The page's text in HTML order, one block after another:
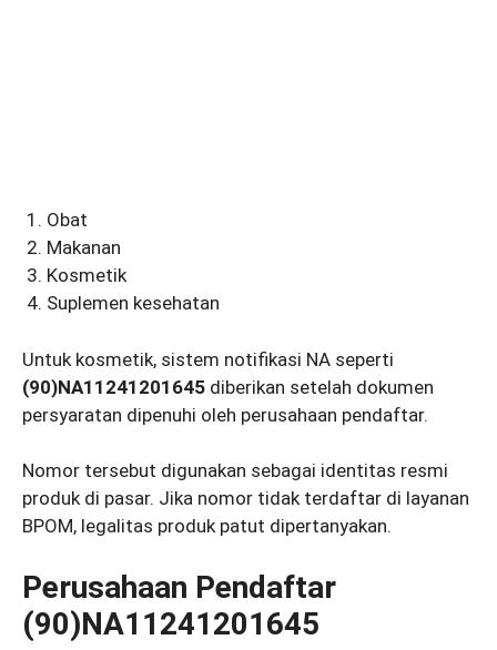
Obat
Makanan
Kosmetik
Suplemen kesehatan
Untuk kosmetik, sistem notifikasi NA seperti
(90)NA11241201645 diberikan setelah dokumen
persyaratan dipenuhi oleh perusahaan pendaftar.
Nomor tersebut digunakan sebagai identitas resmi
produk di pasar. Jika nomor tidak terdaftar di layanan
BPOM, legalitas produk patut dipertanyakan.
Perusahaan Pendaftar
(90)NA11241201645